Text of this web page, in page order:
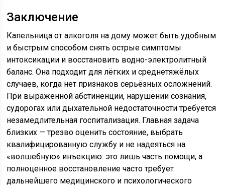
Заключение
Капельница от алкоголя на дому может быть удобным
и быстрым способом снять острые симптомы
интоксикации и восстановить водно-электролитный
баланс. Она подходит для лёгких и среднетяжёлых
случаев, когда нет признаков серьёзных осложнений.
При выраженной абстиненции, нарушении сознания,
судорогах или дыхательной недостаточности требуется
незамедлительная госпитализация. Главная задача
близких — трезво оценить состояние, выбрать
квалифицированную службу и не надеяться на
«волшебную» инъекцию: это лишь часть помощи, а
полноценное восстановление часто требует
дальнейшего медицинского и психологического